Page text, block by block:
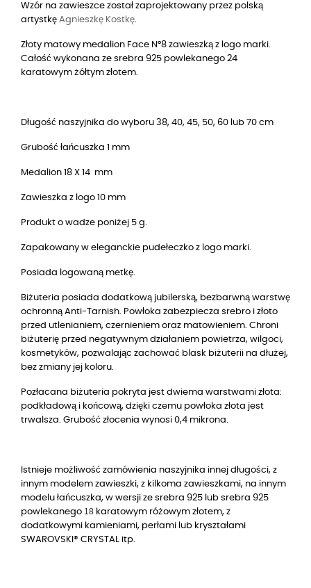
Wzór na zawieszce został zaprojektowany przez polską
artystkę Agnieszkę Kostkę.
Złoty matowy medalion Face N°8 zawieszką z logo marki.
Całość wykonana ze srebra 925 powlekanego 24
karatowym żółtym złotem.
Długość naszyjnika do wyboru 38, 40, 45, 50, 60 lub 70 cm
Grubość łańcuszka 1 mm
Medalion 18 X 14 mm
Zawieszka z logo 10 mm
Produkt o wadze poniżej 5 g.
Zapakowany w eleganckie pudełeczko z logo marki.
Posiada logowaną metkę.
Biżuteria posiada dodatkową jubilerską, bezbarwną warstwę
ochronną Anti-Tarnish. Powłoka zabezpiecza srebro i złoto
przed utlenianiem, czernieniem oraz matowieniem. Chroni
biżuterię przed negatywnym działaniem powietrza, wilgoci,
kosmetyków, pozwalając zachować blask biżuterii na dłużej,
bez zmiany jej koloru.
Pozłacana biżuteria pokryta jest dwiema warstwami złota:
podkładową i końcową, dzięki czemu powłoka złota jest
trwalsza. Grubość złocenia wynosi 0,4 mikrona.
Istnieje możliwość zamówienia naszyjnika innej długości, z
innym modelem zawieszki, z kilkoma zawieszkami, na innym
modelu łańcuszka, w wersji ze srebra 925 lub srebra 925
powlekanego 18 karatowym różowym złotem, z
dodatkowymi kamieniami, perłami lub kryształami
SWAROVSKI® CRYSTAL itp.